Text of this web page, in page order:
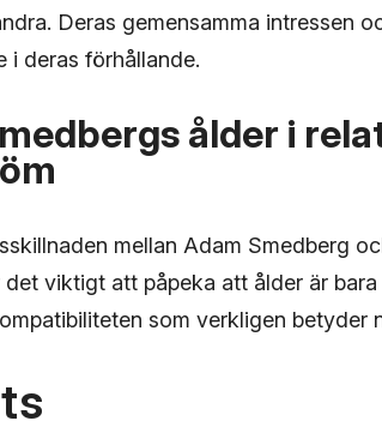
Deras gemensamma intressen
i deras förhållande.
ålder i
mellan Adam Smedberg
viktigt att påpeka att ålder är
som verkligen betyder